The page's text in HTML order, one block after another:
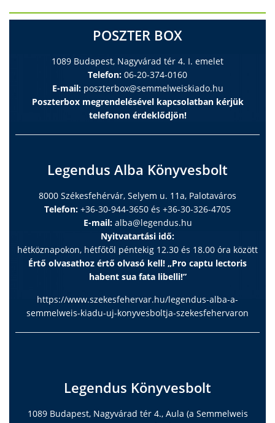
POSZTER BOX
1089 Budapest, Nagyvárad tér 4. I. emelet
Telefon: 06-20-374-0160
E-mail: poszterbox@semmelweiskiado.hu
Poszterbox megrendelésével kapcsolatban kérjük
telefonon érdeklődjön!
Legendus Alba Könyvesbolt
8000 Székesfehérvár, Selyem u. 11a, Palotaváros
Telefon: +36-30-944-3650 és +36-30-326-4705
E-mail: alba@legendus.hu
Nyitvatartási idő:
hétköznapokon, hétfőtől péntekig 12.30 és 18.00 óra között
Értő olvasathoz értő olvasó kell! „Pro captu lectoris
habent sua fata libelli!”
https://www.szekesfehervar.hu/legendus-alba-a-
semmelweis-kiadu-uj-konyvesboltja-szekesfehervaron
Legendus Könyvesbolt
1089 Budapest, Nagyvárad tér 4., Aula (a Semmelweis